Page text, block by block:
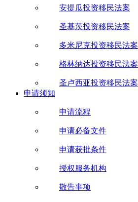
安提瓜投资移民法案
圣基茨投资移民法案
多米尼克投资移民法案
格林纳达投资移民法案
圣卢西亚投资移民法案
申请须知
申请流程
申请必备文件
申请获批条件
授权服务机构
敬告事项